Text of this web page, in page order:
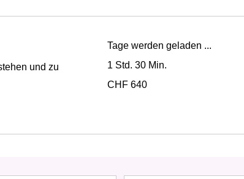
und zu
Tage werden geladen ...
1 Std. 30 Min.
Schweizer
CHF 640